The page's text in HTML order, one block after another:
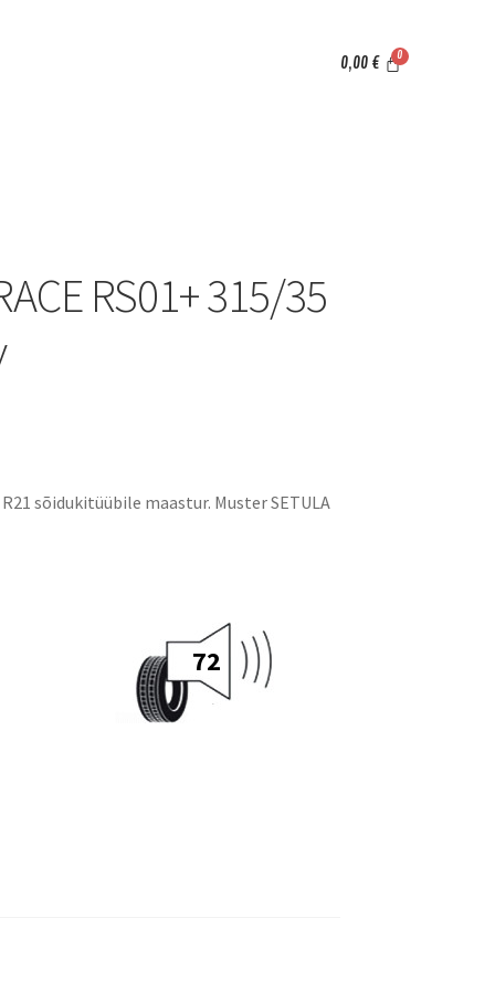
0,00 €
RS01+ 315/35
sõidukitüübile maastur. Muster SETULA
72